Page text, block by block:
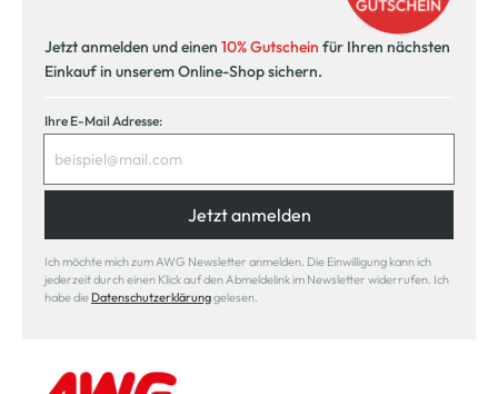
Jetzt anmelden und einen 10% Gutschein für Ihren nächsten
Einkauf in unserem Online-Shop sichern.
Ihre E-Mail Adresse:
Jetzt anmelden
Ich möchte mich zum AWG Newsletter anmelden. Die Einwilligung kann ich
jederzeit durch einen Klick auf den Abmeldelink im Newsletter widerrufen. Ich
habe die Datenschutzerklärunggelesen.